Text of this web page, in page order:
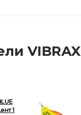
VIBRAX
1